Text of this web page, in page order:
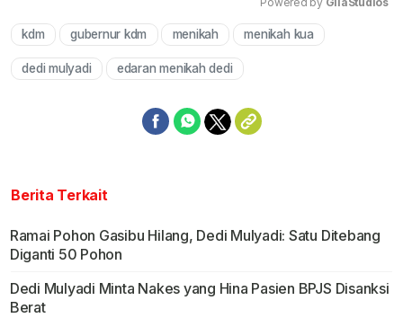
kdm gubernur kdm menikah menikah kua
dedi mulyadi edaran menikah dedi
Berita Terkait
Ramai Pohon Gasibu Hilang, Dedi Mulyadi: Satu Ditebang
Diganti 50 Pohon
Dedi Mulyadi Minta Nakes yang Hina Pasien BPJS Disanksi
Berat